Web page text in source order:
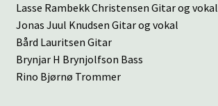
Lasse Rambekk Christensen Gitar og vokal
Jonas Juul Knudsen Gitar og vokal
Bård Lauritsen Gitar
Brynjar H Brynjolfson Bass
Rino Bjørnø Trommer